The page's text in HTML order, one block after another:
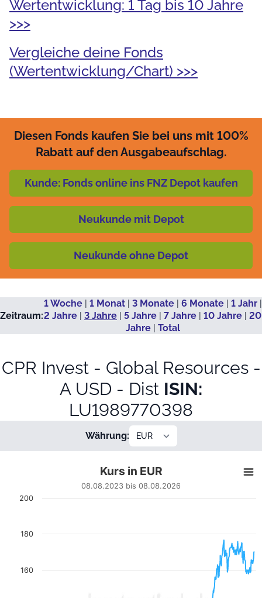
Wertentwicklung: 1 Tag bis 10 Jahre
>>>
Vergleiche deine Fonds
(Wertentwicklung/Chart) >>>
Diesen Fonds kaufen Sie bei uns mit 100%
Rabatt auf den Ausgabeaufschlag.
Kunde: Fonds online ins FNZ Depot kaufen
Neukunde mit Depot
Neukunde ohne Depot
Zeitraum:
1 Woche| 1 Monat| 3 Monate| 6 Monate| 1 Jahr|
2 Jahre | 3 Jahre | 5 Jahre | 7 Jahre | 10 Jahre | 20
Jahre| Total
CPR Invest - Global Resources -
A USD - Dist ISIN:
LU1989770398
Währung:
Line chart with 697 data points.
08.08.2023 bis 08.08.2026
The chart has 1 Y axis displaying EUR. Data ranges from
Kurs in EUR
08.08.2023 bis 08.08.2026
160
180
200